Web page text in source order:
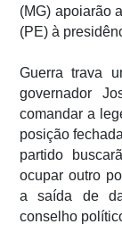
(MG) apoiarão
(PE) à
Guerra trava
governador
comandar a
posição
partido
ocupar outro
a saída de
conselho